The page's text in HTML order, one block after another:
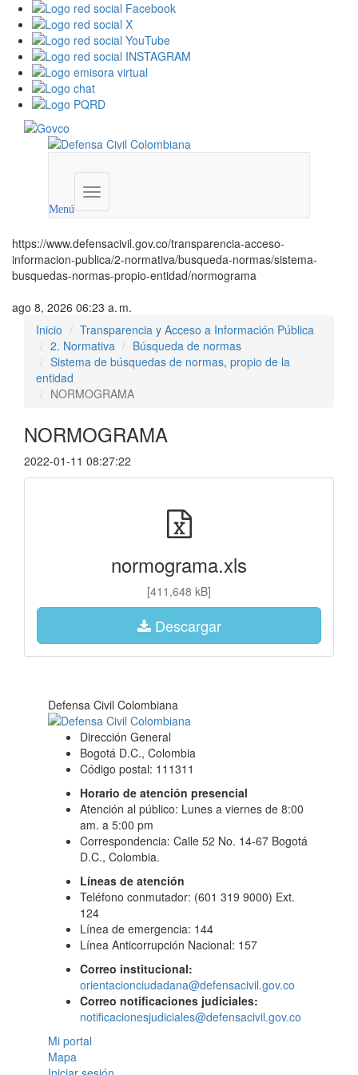
Menú
Menú
institucional
https://www.defensacivil.gov.co/transparencia-acceso-
informacion-publica/2-normativa/busqueda-normas/sistema-
busquedas-normas-propio-entidad/normograma
ago 8, 2026 06:23 a. m.
Inicio
Transparencia y Acceso a Información Pública
2. Normativa
Búsqueda de normas
Sistema de búsquedas de normas, propio de la
entidad
NORMOGRAMA
NORMOGRAMA
2022-01-11 08:27:22
normograma.xls
[411,648 kB]
Descargar
Defensa Civil Colombiana
Dirección General
Bogotá D.C., Colombia
Código postal: 111311
Horario de atención presencial
Atención al público: Lunes a viernes de 8:00
am. a 5:00 pm
Correspondencia: Calle 52 No. 14-67 Bogotá
D.C., Colombia.
Líneas de atención
Teléfono conmutador: (601 319 9000) Ext.
124
Línea de emergencia: 144
Línea Anticorrupción Nacional: 157
Correo institucional:
orientacionciudadana@defensacivil.gov.co
Correo notificaciones judiciales:
notificacionesjudiciales@defensacivil.gov.co
Mi portal
Mapa